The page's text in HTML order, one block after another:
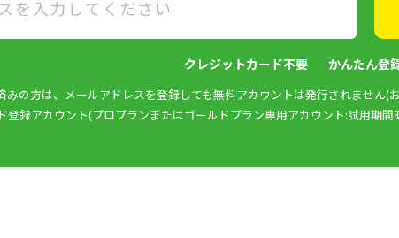
クレジットカード不要 かんたん登
みの方は、メールアドレスを登録しても無料アカウントは発行されません(お
録アカウント(プロプランまたはゴールドプラン専用アカウント:試用期間